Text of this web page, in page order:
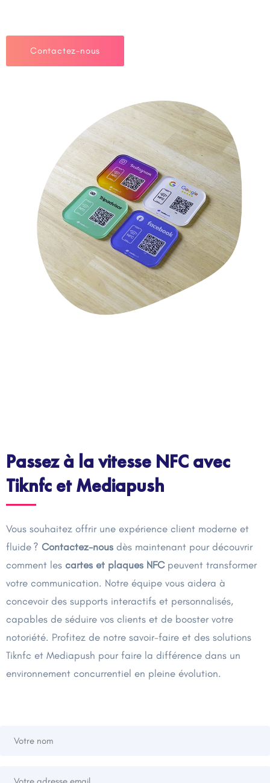
Contactez-nous
Passez à la vitesse NFC avec
Tiknfc et Mediapush
Vous souhaitez offrir une expérience client moderne et
fluide ? Contactez-nous dès maintenant pour découvrir
comment les cartes et plaques NFCpeuvent transformer
votre communication. Notre équipe vous aidera à
concevoir des supports interactifs et personnalisés,
capables de séduire vos clients et de booster votre
notoriété. Profitez de notre savoir-faire et des solutions
Tiknfc et Mediapush pour faire la différence dans un
environnement concurrentiel en pleine évolution.